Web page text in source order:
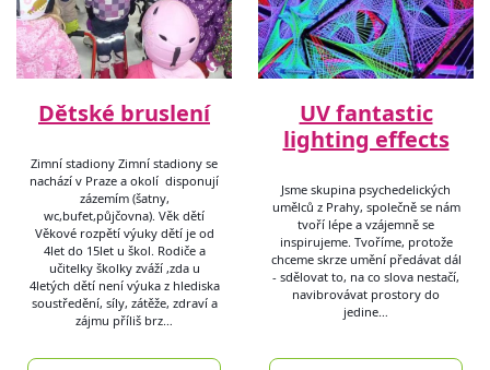
Dětské bruslení
Zimní stadiony Zimní stadiony se
nachází v Praze a okolí disponují
zázemím (šatny,
wc,bufet,půjčovna). Věk dětí
Věkové rozpětí výuky dětí je od
4let do 15let u škol. Rodiče a
učitelky školky zváží ,zda u
4letých dětí není výuka z hlediska
soustředění, síly, zátěže, zdraví a
zájmu příliš brz…
UV fantastic
lighting effects
Jsme skupina psychedelických
umělců z Prahy, společně se nám
tvoří lépe a vzájemně se
inspirujeme. Tvoříme, protože
chceme skrze umění předávat dál
- sdělovat to, na co slova nestačí,
navibrovávat prostory do
jedine…